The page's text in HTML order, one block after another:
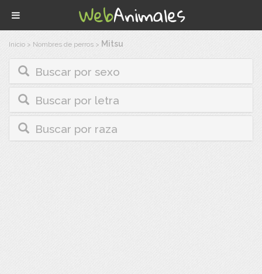
Inicio > Nombres de perros > Mitsu
Buscar por sexo
Buscar por letra
Buscar por raza